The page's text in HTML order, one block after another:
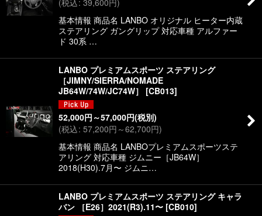
(税込: 39,600円)
基本情報 商品名 LANBO オリジナル ヒーター内蔵
ステアリング ガングリップ 対応車種 アルファー
ド 30系 …
LANBO プレミアムスポーツ ステアリング
［JIMNY/SIERRA/NOMADE
JB64W/74W/JC74W］
[CB013]
52,000円 ～57,000円(税別)
(税込: 57,200円 ～62,700円)
基本情報 商品名 LANBOプレミアムスポーツステ
アリング 対応車種 ジムニー［JB64W］
2018(H30).7月〜 ジムニ…
LANBO プレミアムスポーツ ステアリング キャラ
バン ［E26］2021(R3).11〜 [CB010]